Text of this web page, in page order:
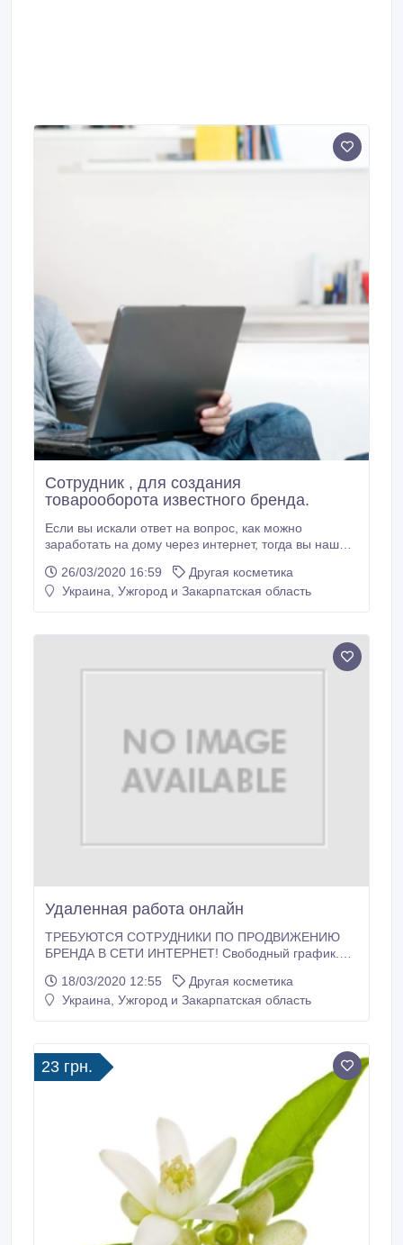
Сотрудник , для создания
товарооборота известного бренда.
Если вы искали ответ на вопрос, как можно
заработать на дому через интернет, тогда вы нашли
придётся. И уж тем более, не нужно будет
затариваться упаковками с товаром с их
26/03/2020 16:59
Другая косметика
Украина, Ужгород и Закарпатская область
Удаленная работа онлайн
ТРЕБУЮТСЯ СОТРУДНИКИ ПО ПРОДВИЖЕНИЮ
БРЕНДА В СЕТИ ИНТЕРНЕТ! Свободный график.
Наличие компьютера. Всё официально. Подходит
для молодых мам, домохозяек и просто для тех,
разработка мотивационных схем; - анализ
эффективности работы сотрудников.
18/03/2020 12:55
Другая косметика
Украина, Ужгород и Закарпатская область
23 грн.